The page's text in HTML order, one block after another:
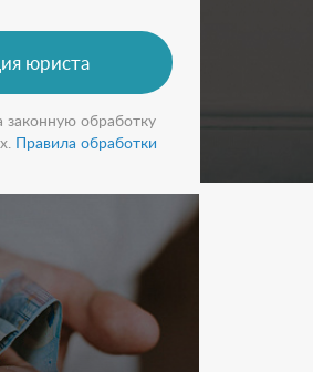
юриста
законную обработку
Правила обработки